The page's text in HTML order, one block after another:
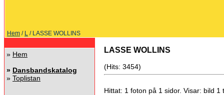
Hem / L / LASSE WOLLINS
» Hem
» Dansbandskatalog
» Toplistan
LASSE WOLLINS
(Hits: 3454)
Hittat: 1 foton på 1 sidor. Visar: bild 1